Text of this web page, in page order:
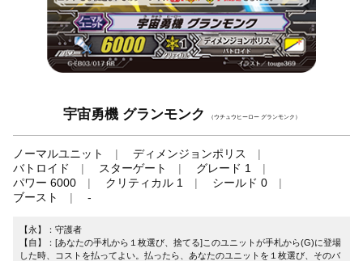
宇宙勇機 グランモンク （ウチュウヒーロー グランモンク）
ノーマルユニット
ディメンジョンポリス
バトロイド
スターゲート
グレード 1
パワー 6000
クリティカル 1
シールド 0
ブースト
-
【永】：守護者
【自】：[あなたの手札から１枚選び、捨てる]このユニットが手札から(G)に登場
した時、コストを払ってよい。払ったら、あなたのユニットを１枚選び、そのバ